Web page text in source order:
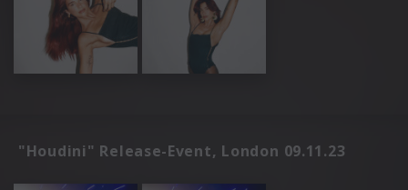
"Houdini" Release-Event, London 09.11.23